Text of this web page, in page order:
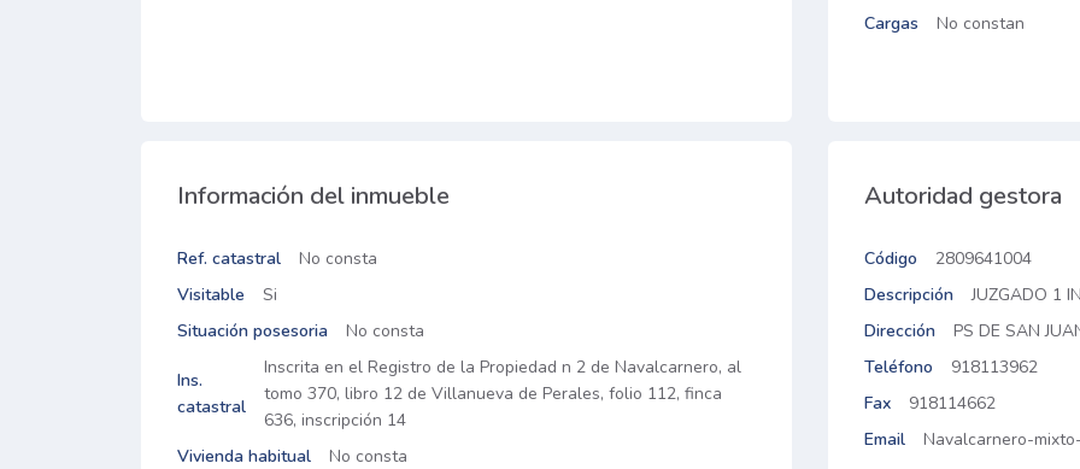
Cargas
No constan
Información del inmueble
Ref. catastral
No consta
Visitable
Si
Situación posesoria
No consta
Ins.
catastral
Inscrita en el Registro de la Propiedad n 2 de Navalcarnero, al
tomo 370, libro 12 de Villanueva de Perales, folio 112, finca
636, inscripción 14
Vivienda habitual
No consta
Autoridad gestora
Código
2809641004
Descripción
JUZGADO 1
Dirección
PS DE SAN
Teléfono
918113962
Fax
918114662
Email
Navalcarnero-